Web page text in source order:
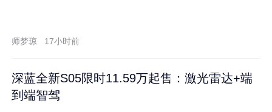
师梦琼 17小时前
深蓝全新S05限时11.59万起售：激光雷达+端
到端智驾